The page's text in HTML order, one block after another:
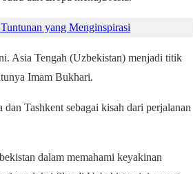
yang Menginspirasi
Asia Tengah (Uzbekistan) menjadi titik
Imam Bukhari.
Tashkent sebagai kisah dari perjalanan
dalam memahami keyakinan